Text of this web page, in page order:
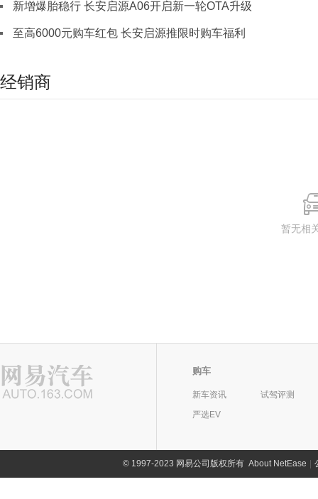
新增爆胎稳行 长安启源A06开启新一轮OTA升级
至高6000元购车红包 长安启源推限时购车福利
经销商
暂无相
购车
新车资讯
试驾评测
严选EV
©1997-2023 网易公司版权所有 About NetEase